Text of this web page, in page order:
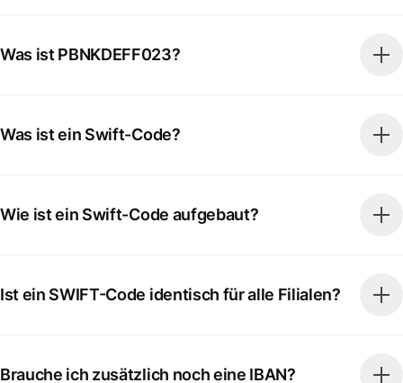
Was ist PBNKDEFF023?
Was ist ein Swift-Code?
Wie ist ein Swift-Code aufgebaut?
Ist ein SWIFT-Code identisch für alle Filialen?
Brauche ich zusätzlich noch eine IBAN?